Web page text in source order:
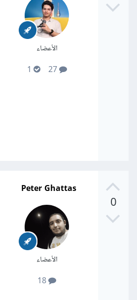
الأعضاء
27
0
Peter Ghattas
الأعضاء